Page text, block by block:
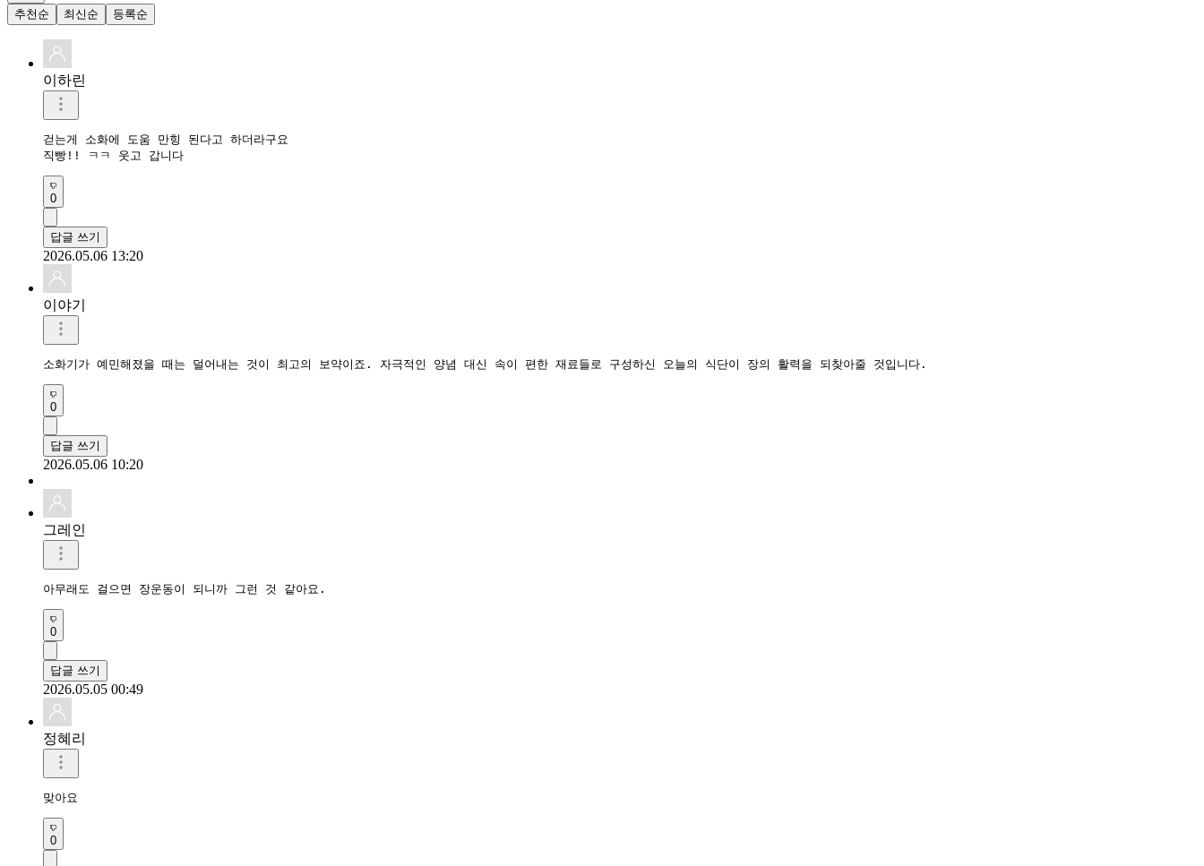
추천순
최신순 등록순
이하린
걷는게 소화에 도움 만힝 된다고 하더라구요
직빵!! ㅋㅋ 웃고 갑니다
0
답글 쓰기
2026.05.06 13:20
이야기
소화기가 예민해졌을 때는 덜어내는 것이 최고의 보약이죠. 자극적인 양념 대신 속이 편한 재료들로 구성하신 오늘의 식단이 장의 활력을 되찾아줄 것입니다.
0
답글 쓰기
2026.05.06 10:20
그레인
아무래도 걸으면 장운동이 되니까 그런 것 같아요.
0
답글 쓰기
2026.05.05 00:49
정혜리
맞아요
0